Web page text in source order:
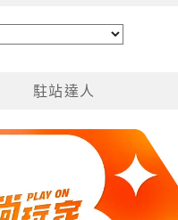
駐站達人